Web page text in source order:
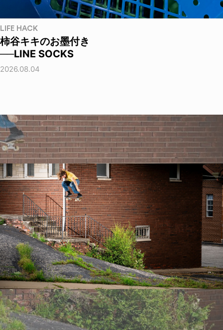
LIFE HACK
柿谷キキのお墨付き
──LINE SOCKS
2026.08.04